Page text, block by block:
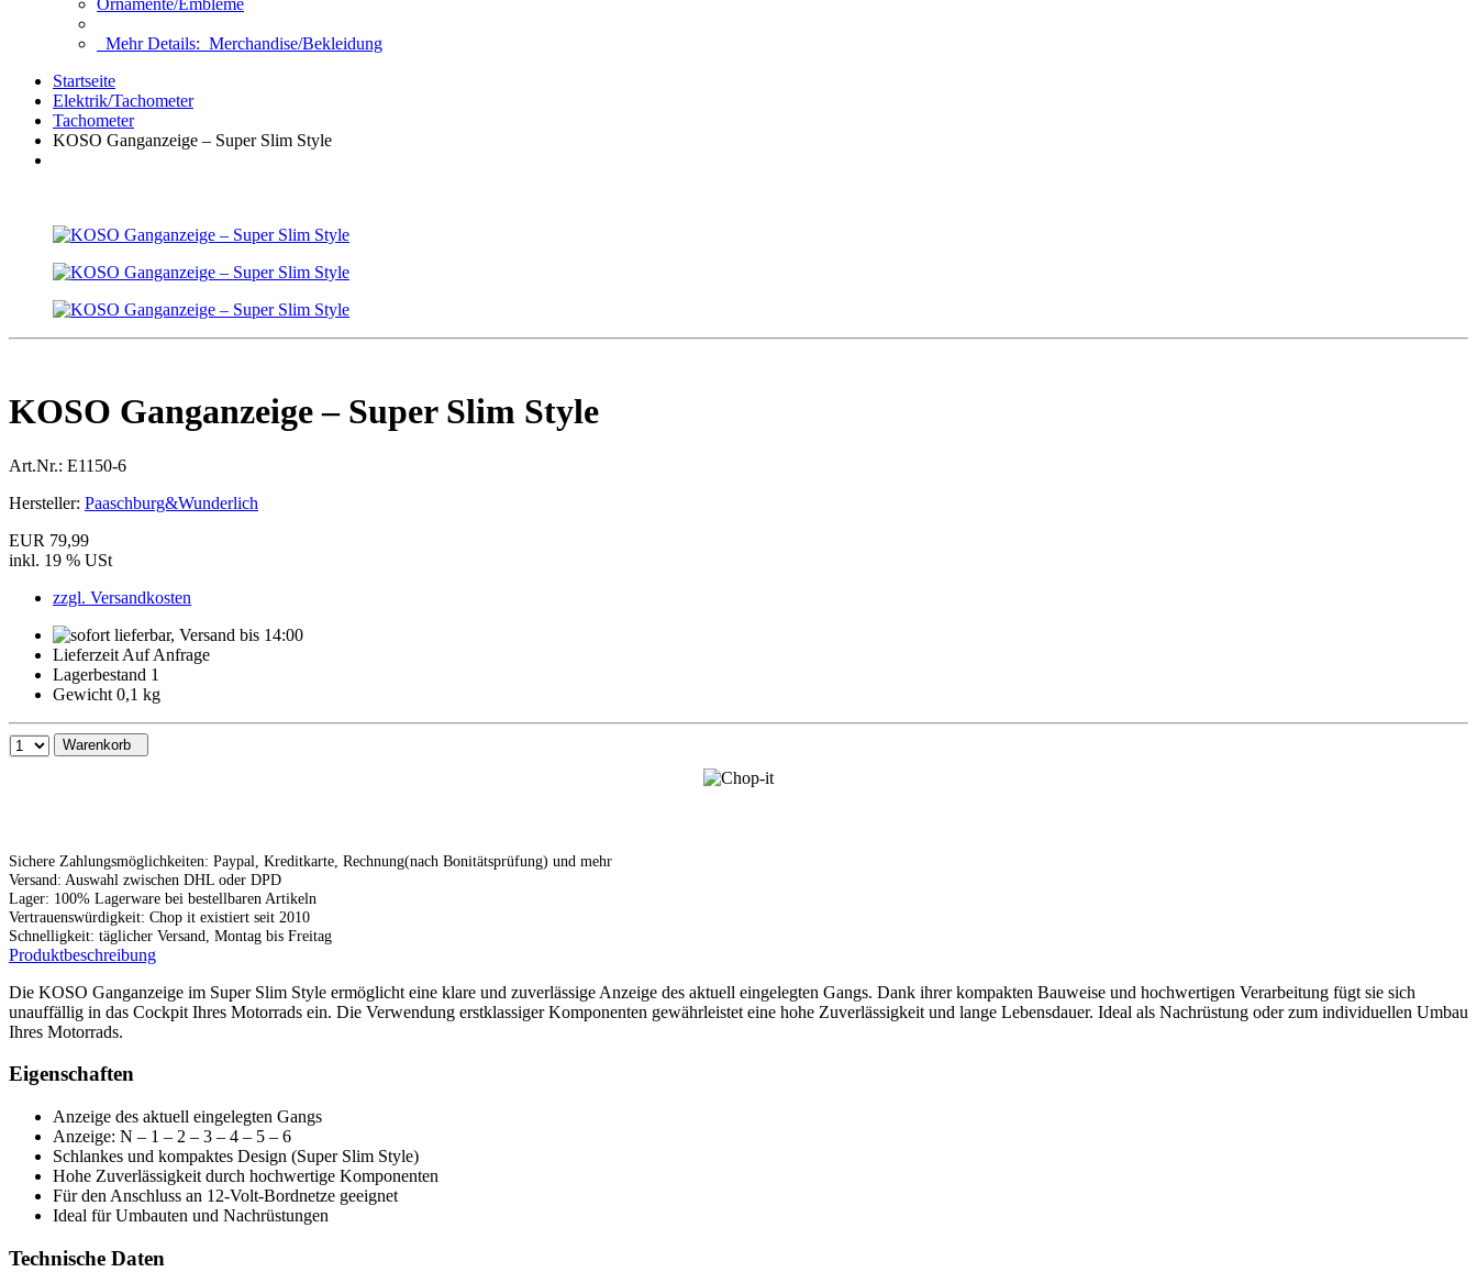
Ornamente/Embleme
Mehr Details: Merchandise/Bekleidung
Startseite
Elektrik/Tachometer
Tachometer
KOSO Ganganzeige – Super Slim Style
KOSO Ganganzeige – Super Slim Style
Art.Nr.: E1150-6
Hersteller: Paaschburg&Wunderlich
EUR 79,99
inkl. 19 % USt
zzgl. Versandkosten
Lieferzeit Auf Anfrage
Lagerbestand 1
Gewicht 0,1 kg
Warenkorb
Sichere Zahlungsmöglichkeiten: Paypal, Kreditkarte, Rechnung(nach Bonitätsprüfung) und mehr
Versand: Auswahl zwischen DHL oder DPD
Lager: 100% Lagerware bei bestellbaren Artikeln
Vertrauenswürdigkeit: Chop it existiert seit 2010
Schnelligkeit: täglicher Versand, Montag bis Freitag
Produktbeschreibung
Die KOSO Ganganzeige im Super Slim Style ermöglicht eine klare und zuverlässige Anzeige des aktuell eingelegten Gangs. Dank ihrer kompakten Bauweise und hochwertigen Verarbeitung fügt sie sich
unauffällig in das Cockpit Ihres Motorrads ein. Die Verwendung erstklassiger Komponenten gewährleistet eine hohe Zuverlässigkeit und lange Lebensdauer. Ideal als Nachrüstung oder zum individuellen Umbau
Ihres Motorrads.
Eigenschaften
Anzeige des aktuell eingelegten Gangs
Anzeige: N – 1 – 2 – 3 – 4 – 5 – 6
Schlankes und kompaktes Design (Super Slim Style)
Hohe Zuverlässigkeit durch hochwertige Komponenten
Für den Anschluss an 12-Volt-Bordnetze geeignet
Ideal für Umbauten und Nachrüstungen
Technische Daten